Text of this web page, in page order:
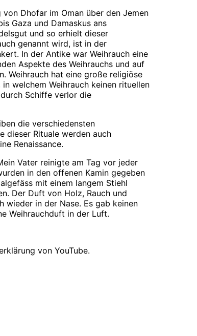
Dhofar im Oman über den Jemen
Gaza und Damaskus ans
und so erhielt dieser
genannt wird, ist in der
In der Antike war Weihrauch eine
Aspekte des Weihrauchs und auf
Weihrauch hat eine große religiöse
welchem Weihrauch keinen rituellen
Schiffe verlor die
die verschiedensten
dieser Rituale werden auch
Renaissance.
Vater reinigte am Tag vor jeder
in den offenen Kamin gegeben
mit einem langem Stiehl
Der Duft von Holz, Rauch und
wieder in der Nase. Es gab keinen
Weihrauchduft in der Luft.
von YouTube.